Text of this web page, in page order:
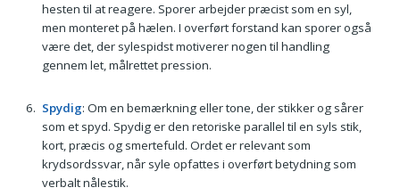
hesten til at reagere. Sporer arbejder præcist som en syl,
men monteret på hælen. I overført forstand kan sporer også
være det, der sylespidst motiverer nogen til handling
gennem let, målrettet pression.
Spydig: Om en bemærkning eller tone, der stikker og sårer
som et spyd. Spydig er den retoriske parallel til en syls stik,
kort, præcis og smertefuld. Ordet er relevant som
krydsordssvar, når syle opfattes i overført betydning som
verbalt nålestik.